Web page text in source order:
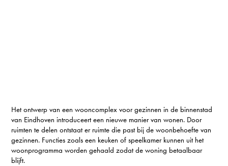
Het ontwerp van een wooncomplex voor gezinnen in de binnenstad
van Eindhoven introduceert een nieuwe manier van wonen. Door
ruimten te delen ontstaat er ruimte die past bij de woonbehoefte van
gezinnen. Functies zoals een keuken of speelkamer kunnen uit het
woonprogramma worden gehaald zodat de woning betaalbaar
blijft.